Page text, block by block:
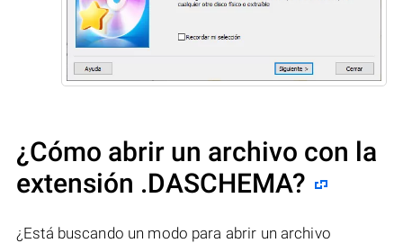
¿Cómo abrir un archivo con la
extensión .DASCHEMA?
¿Está buscando un modo para abrir un archivo